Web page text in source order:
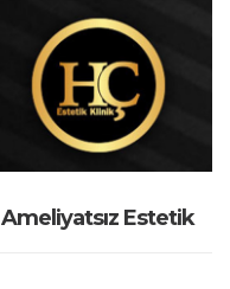
Ameliyatsız Estetik